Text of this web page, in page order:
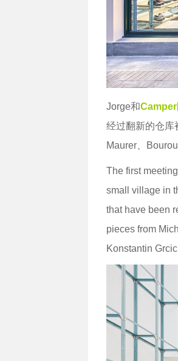
Jorge和Camper
经过翻新的仓库
Maurer、
The first
small village in
that have been
pieces from
Konstantin